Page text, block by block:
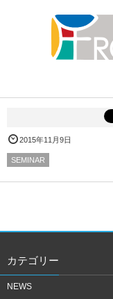
2015年11月9日
SEMINAR
カテゴリー
NEWS